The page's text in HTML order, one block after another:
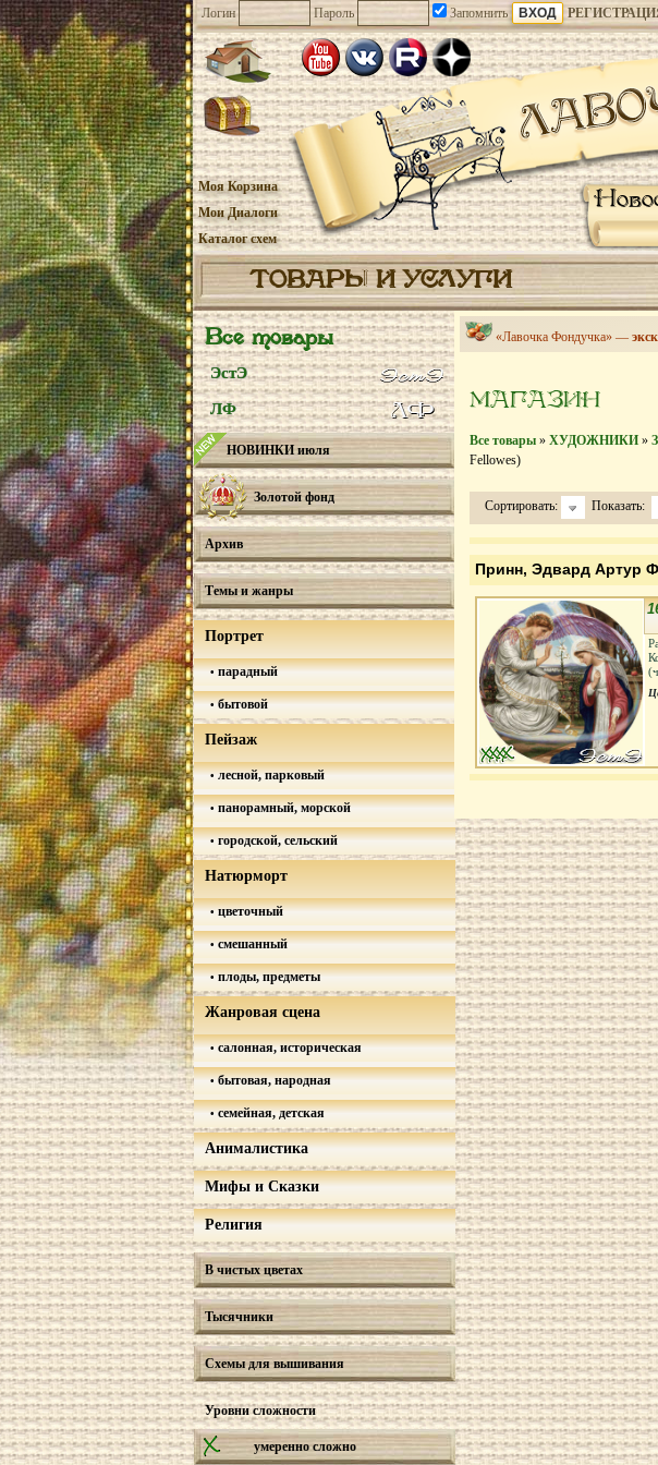
Логин Пароль Запомнить
Моя Корзина
Мои Диалоги
Каталог схем
ТОВАРЫ И УСЛУГИ
Все товары
ЭстЭ
ЛФ
НОВИНКИ июля
Золотой фонд
Архив
Темы и жанры
Портрет
парадный
бытовой
Пейзаж
лесной, парковый
панорамный, морской
городской, сельский
Натюрморт
цветочный
смешанный
плоды, предметы
Жанровая сцена
салонная, историческая
бытовая, народная
семейная, детская
Анималистика
Мифы и Сказки
Религия
В чистых цветах
Тысячники
Схемы для вышивания
Уровни сложности
умеренно сложно
«Лавочка Фондучка» —
МАГАЗИН
Все товары » ХУДОЖНИКИ »
Fellowes)
Сортировать: Показать:
Принн, Эдвард Артур